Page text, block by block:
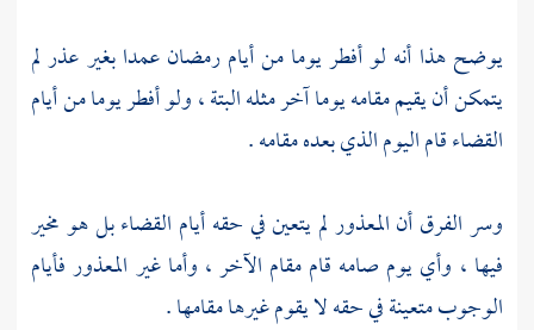
يوضح هذا أنه لو أفطر يوما من أيام رمضان عمدا بغير عذر لم
يتمكن أن يقيم مقامه يوما آخر مثله البتة ، ولو أفطر يوما من أيام
القضاء قام اليوم الذي بعده مقامه .
وسر الفرق أن المعذور لم يتعين في حقه أيام القضاء بل هو مخير
فيها ، وأي يوم صامه قام مقام الآخر ، وأما غير المعذور فأيام
الوجوب متعينة في حقه لا يقوم غيرها مقامها .